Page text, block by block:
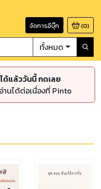
จัดการอีบุ๊ก (0)
ทั้งหมด
ด้แล้ววันนี้ กดเลย
นได้ต่อเนื่องที่ Pinto